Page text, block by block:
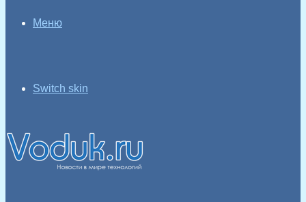
Меню
Switch skin